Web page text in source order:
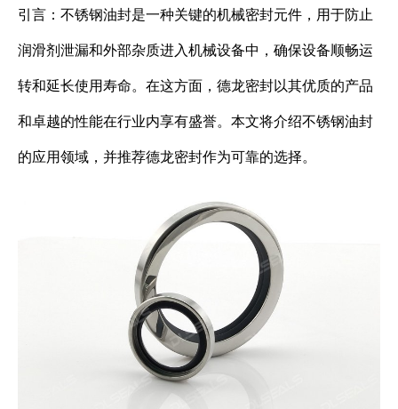
引言：不锈钢油封是一种关键的机械密封元件，用于防止
润滑剂泄漏和外部杂质进入机械设备中，确保设备顺畅运
转和延长使用寿命。在这方面，德龙密封以其优质的产品
和卓越的性能在行业内享有盛誉。本文将介绍不锈钢油封
的应用领域，并推荐德龙密封作为可靠的选择。